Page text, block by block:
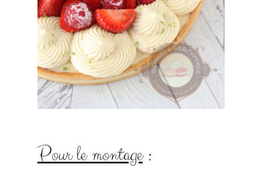
Pour le montage: